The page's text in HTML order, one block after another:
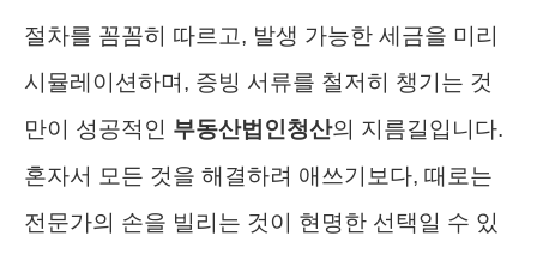
절차를 꼼꼼히 따르고, 발생 가능한 세금을 미리
시뮬레이션하며, 증빙 서류를 철저히 챙기는 것
만이 성공적인 부동산법인청산의 지름길입니다.
혼자서 모든 것을 해결하려 애쓰기보다, 때로는
전문가의 손을 빌리는 것이 현명한 선택일 수 있